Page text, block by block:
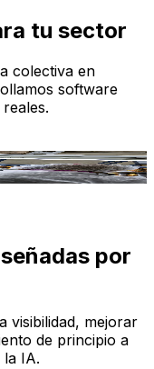
tu sector
colectiva en
software
por
visibilidad, mejorar
de principio a
IA.